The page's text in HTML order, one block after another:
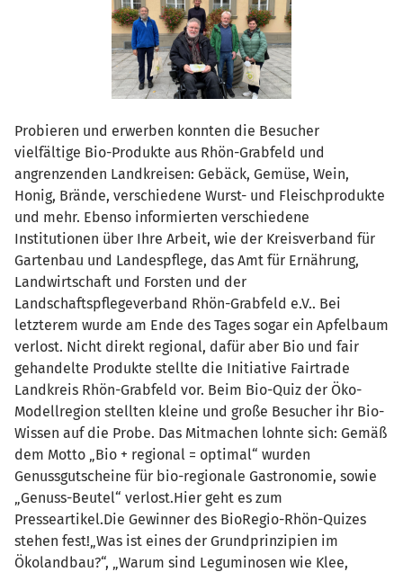
Probieren und erwerben konnten die Besucher
vielfältige Bio-Produkte aus Rhön-Grabfeld und
angrenzenden Landkreisen: Gebäck, Gemüse, Wein,
Honig, Brände, verschiedene Wurst- und Fleischprodukte
und mehr. Ebenso informierten verschiedene
Institutionen über Ihre Arbeit, wie der Kreisverband für
Gartenbau und Landespflege, das Amt für Ernährung,
Landwirtschaft und Forsten und der
Landschaftspflegeverband Rhön-Grabfeld e.V.. Bei
letzterem wurde am Ende des Tages sogar ein Apfelbaum
verlost. Nicht direkt regional, dafür aber Bio und fair
gehandelte Produkte stellte die Initiative Fairtrade
Landkreis Rhön-Grabfeld vor. Beim Bio-Quiz der Öko-
Modellregion stellten kleine und große Besucher ihr Bio-
Wissen auf die Probe. Das Mitmachen lohnte sich: Gemäß
dem Motto „Bio + regional = optimal“ wurden
Genussgutscheine für bio-regionale Gastronomie, sowie
„Genuss-Beutel“ verlost.Hier geht es zum
Presseartikel.Die Gewinner des BioRegio-Rhön-Quizes
stehen fest!„Was ist eines der Grundprinzipien im
Ökolandbau?“, „Warum sind Leguminosen wie Klee,